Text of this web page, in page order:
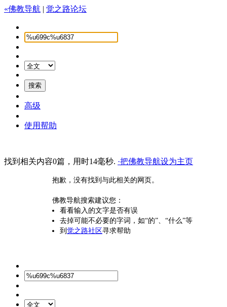
«佛教导航 | 觉之路论坛
高级
使用帮助
找到相关内容0篇，用时14毫秒. ·把佛教导航设为主页
抱歉，没有找到与此相关的网页。
佛教导航搜索建议您：
看看输入的文字是否有误
去掉可能不必要的字词，如“的”、“什么”等
到 觉之路社区寻求帮助